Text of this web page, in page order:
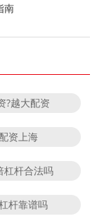
南
?越大配资
资上海
杠杆合法吗
杆靠谱吗